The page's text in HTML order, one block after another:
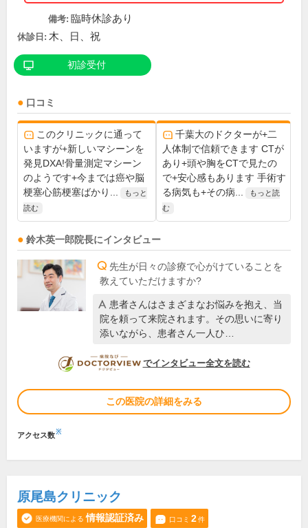
備考: 臨時休診あり
休診日: 木、日、祝
初診受付
口コミ
このクリニックに通って
いますが+新しいマシーンを
発見DXA!骨量測定マシーン
のようです+今までは癌や脳
梗塞心筋梗塞ばかり...
もっと
読む
千葉大のドクターが+二
人体制で信頼できます CTが
あり+頭や胸をCTで見たの
で+安心感もあります 手術す
る病気も+その病...
もっと読
む
鈴木英一郎院長にインタビュー
先生が日々の診療で心がけていることを
教えていただけますか?
患者さんはさまざまなお悩みを抱え、当
院を頼って来院されます。その思いに寄り
添いながら、患者さん一人ひ…
DOCTORVIEW
でインタビュー全文を読む
この医院の詳細をみる
アクセス数※
原尾島クリニック
医療機関による 情報認証済み 口コミ 2件